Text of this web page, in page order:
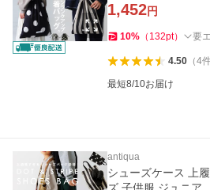
1,452円
10% （ 132pt） 要
4.50（4
最短8/10お届け
antiqua
シューズケース 上